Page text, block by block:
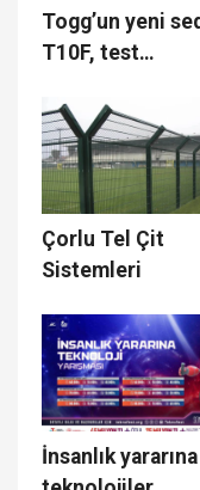
Togg’un yeni
T10F, test
Çorlu Tel Çit
Sistemleri
İnsanlık yararına